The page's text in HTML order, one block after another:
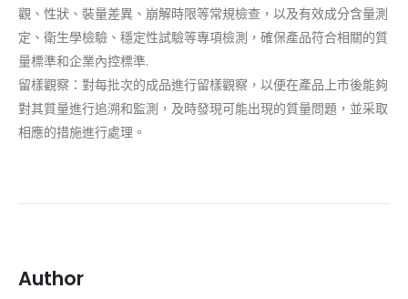
觀、性狀、裝量差異、崩解時限等常規檢查，以及有效成分含量測
定、衛生學檢驗、穩定性試驗等專項檢測，確保產品符合相關的質
量標準和企業內控標準.
留樣觀察：對每批次的成品進行留樣觀察，以便在產品上市後能夠
對其質量進行追溯和監測，及時發現可能出現的質量問題，並采取
相應的措施進行處理。
Author